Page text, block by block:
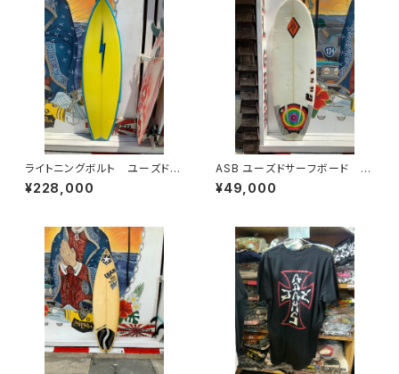
ライトニングボルト ユーズドサ
ーフボード ショートボード
¥228,000
ASB ユーズドサーフボード シ
ョートボード
¥49,000